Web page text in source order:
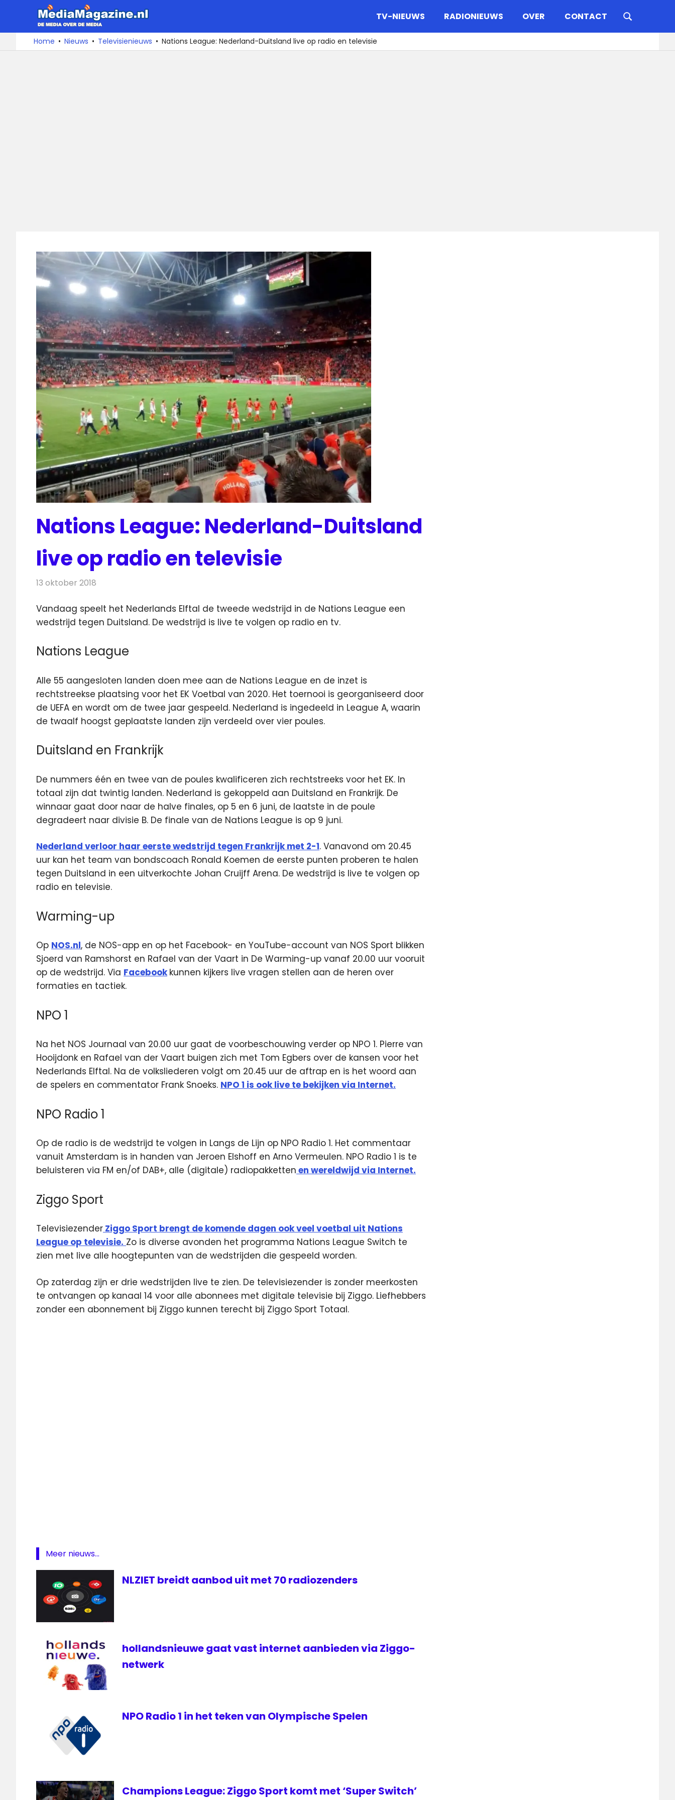
naar
De
media
over
TV-NIEUWS RADIONIEUWS OVER CONTACT
Home Nieuws Televisienieuws Nations League: Nederland-Duitsland live op radio en televisie
Nations League: Nederland-Duitsland
live op radio en televisie
13 oktober 2018
Vandaag speelt het Nederlands Elftal de tweede wedstrijd in de Nations League een
wedstrijd tegen Duitsland. De wedstrijd is live te volgen op radio en tv.
Nations League
Alle 55 aangesloten landen doen mee aan de Nations League en de inzet is
rechtstreekse plaatsing voor het EK Voetbal van 2020. Het toernooi is georganiseerd door
de UEFA en wordt om de twee jaar gespeeld. Nederland is ingedeeld in League A, waarin
de twaalf hoogst geplaatste landen zijn verdeeld over vier poules.
Duitsland en Frankrijk
De nummers één en twee van de poules kwalificeren zich rechtstreeks voor het EK. In
totaal zijn dat twintig landen. Nederland is gekoppeld aan Duitsland en Frankrijk. De
winnaar gaat door naar de halve finales, op 5 en 6 juni, de laatste in de poule
degradeert naar divisie B. De finale van de Nations League is op 9 juni.
Nederland verloor haar eerste wedstrijd tegen Frankrijk met 2-1. Vanavond om 20.45
uur kan het team van bondscoach Ronald Koemen de eerste punten proberen te halen
tegen Duitsland in een uitverkochte Johan Cruijff Arena. De wedstrijd is live te volgen op
radio en televisie.
Warming-up
Op NOS.nl, de NOS-app en op het Facebook- en YouTube-account van NOS Sport blikken
Sjoerd van Ramshorst en Rafael van der Vaart in De Warming-up vanaf 20.00 uur vooruit
op de wedstrijd. Via Facebook kunnen kijkers live vragen stellen aan de heren over
formaties en tactiek.
NPO 1
Na het NOS Journaal van 20.00 uur gaat de voorbeschouwing verder op NPO 1. Pierre van
Hooijdonk en Rafael van der Vaart buigen zich met Tom Egbers over de kansen voor het
Nederlands Elftal. Na de volksliederen volgt om 20.45 uur de aftrap en is het woord aan
de spelers en commentator Frank Snoeks. NPO 1 is ook live te bekijken via Internet.
NPO Radio 1
Op de radio is de wedstrijd te volgen in Langs de Lijn op NPO Radio 1. Het commentaar
vanuit Amsterdam is in handen van Jeroen Elshoff en Arno Vermeulen. NPO Radio 1 is te
beluisteren via FM en/of DAB+, alle (digitale) radiopakketten en wereldwijd via Internet.
Ziggo Sport
Televisiezender Ziggo Sport brengt de komende dagen ook veel voetbal uit Nations
League op televisie. Zo is diverse avonden het programma Nations League Switch te
zien met live alle hoogtepunten van de wedstrijden die gespeeld worden.
Op zaterdag zijn er drie wedstrijden live te zien. De televisiezender is zonder meerkosten
te ontvangen op kanaal 14 voor alle abonnees met digitale televisie bij Ziggo. Liefhebbers
zonder een abonnement bij Ziggo kunnen terecht bij Ziggo Sport Totaal.
Oranje
live
televisie
Meer nieuws...
NLZIET breidt aanbod uit met 70 radiozenders
hollandsnieuwe gaat vast internet aanbieden via Ziggo-
netwerk
NPO Radio 1 in het teken van Olympische Spelen
Champions League: Ziggo Sport komt met ‘Super Switch’